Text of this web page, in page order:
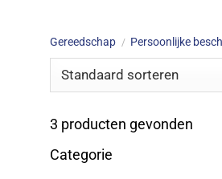
Gereedschap / Persoonlijke
3 producten gevonden
Categorie